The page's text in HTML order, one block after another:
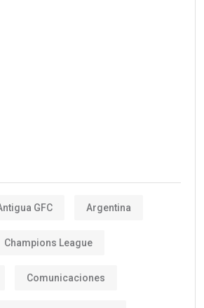
GFC Argentina
Champions League
Comunicaciones